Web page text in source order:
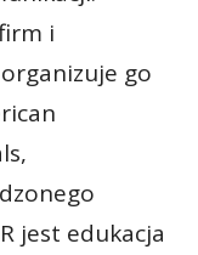
i
go
jest edukacja